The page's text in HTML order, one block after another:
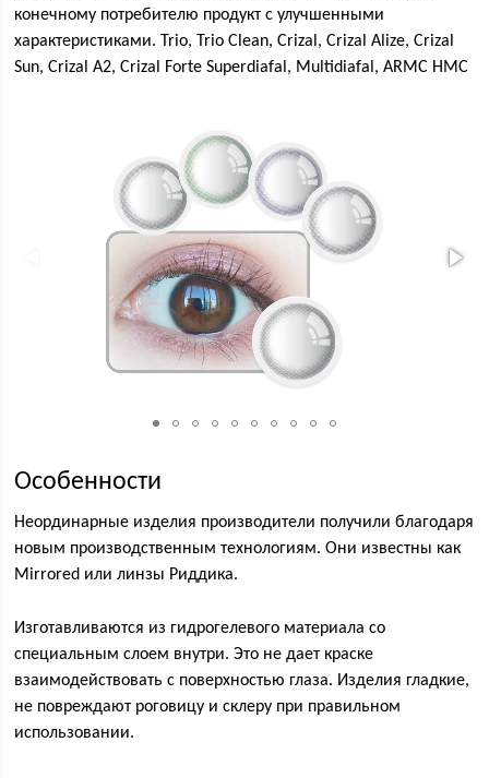
конечному потребителю продукт с улучшенными
характеристиками. Trio, Trio Clean, Crizal, Crizal Alize, Crizal
Sun, Crizal A2, Crizal Forte Superdiafal, Multidiafal, ARMC HMC
Особенности
Неординарные изделия производители получили благодаря
новым производственным технологиям. Они известны как
Mirrored или линзы Риддика.
Изготавливаются из гидрогелевого материала со
специальным слоем внутри. Это не дает краске
взаимодействовать с поверхностью глаза. Изделия гладкие,
не повреждают роговицу и склеру при правильном
использовании.